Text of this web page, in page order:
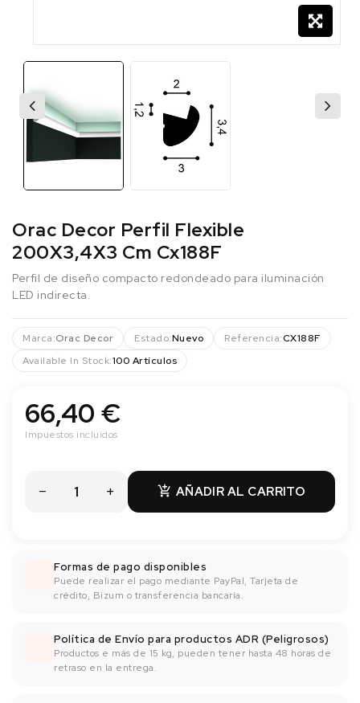
Orac Decor Perfil Flexible
200X3,4X3 Cm Cx188F
Perfil de diseño compacto redondeado para iluminación
LED indirecta.
Marca:Orac Decor Estado:Nuevo Referencia:CX188F
Available In Stock:100 Artículos
66,40 €
Impuestos incluidos
 AÑADIR AL CARRITO
Formas de pago disponibles
Puede realizar el pago mediante PayPal, Tarjeta de
crédito, Bizum o transferencia bancaría.
Política de Envío para productos ADR (Peligrosos)
Productos e más de 15 kg, pueden tener hasta 48 horas de
retraso en la entrega.